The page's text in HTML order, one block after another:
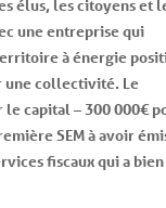
élus, les citoyens et
une entreprise qui
à énergie
une collectivité. Le
capital – 300 000€
SEM à avoir
fiscaux qui a bien